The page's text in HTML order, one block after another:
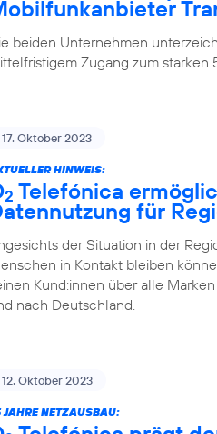
beiden Unternehmen
Zugang zum starken
17. Oktober 2023
HINWEIS:
2 Telefónica
für
der Situation in der
in Kontakt bleiben
Kund:innen über alle
nach Deutschland.
12. Oktober 2023
JAHRE NETZAUSBAU: